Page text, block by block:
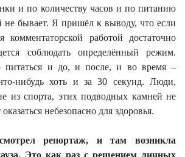
и по количеству часов и по питанию
не бывает. Я пришёл к выводу, что если
комментаторской работой достаточно
соблюдать определённый режим.
питаться и до, и после, и во время –
нибудь хоть и за 30 секунд. Люди,
из спорта, этих подводных камней не
небезопасно для здоровья.
репортаж, и там возникла
Это как раз с решением личных